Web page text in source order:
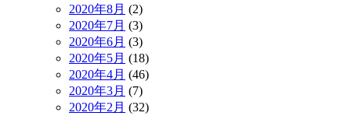
2020年8月 (2)
2020年7月 (3)
2020年6月 (3)
2020年5月 (18)
2020年4月 (46)
2020年3月 (7)
2020年2月 (32)